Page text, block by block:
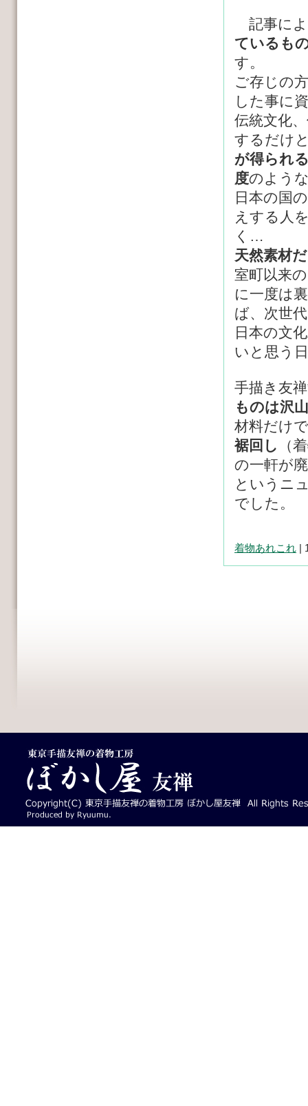
記事によ
ているも
す。
ご存じの
した事に
伝統文化
するだけ
が得られ
度のよう
日本の国
えする人
く…
天然素材
室町以来
に一度は
ば、次世
日本の文
いと思う
手描き友
ものは沢山
材料だけ
裾回し
（
の一軒が
というニ
でした。
着物あれこれ |